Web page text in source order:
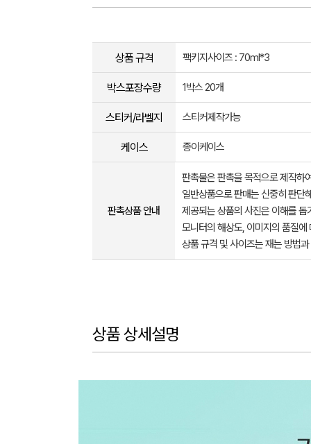
상품 규격 팩키지사이즈 : 70ml*3
박스포장수량 1박스 20개
스티커/라벨지 스티커제작가능
케이스 종이케이스
판촉상품 안내
판촉물은 판촉을 목적으로 제작하
일반상품으로 판매는 신중히 판단
제공되는 상품의 사진은 이해를
모니터의 해상도, 이미지의 품질
상품 규격 및 사이즈는 재는 방법
상품 상세설명